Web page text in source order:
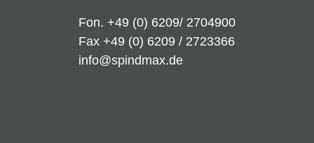
Fon. +49 (0) 6209/ 2704900
Fax +49 (0) 6209 / 2723366
info@spindmax.de